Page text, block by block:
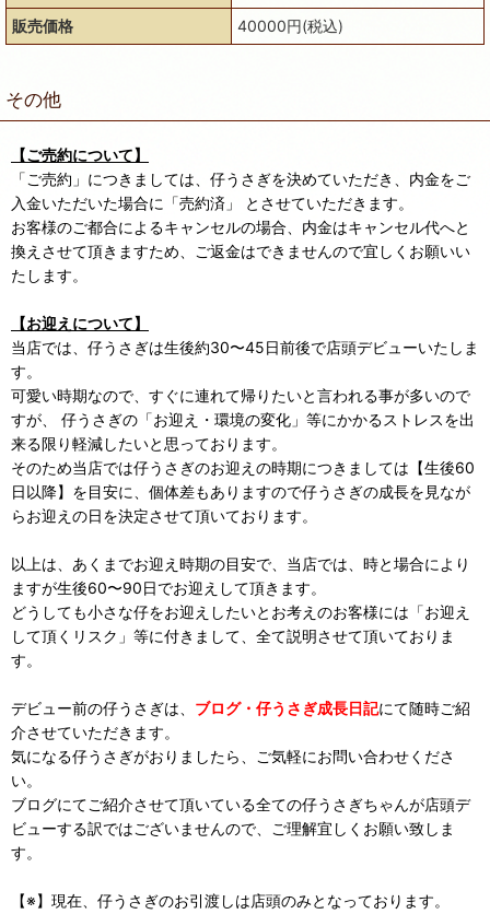
販売価格
40000円(税込)
その他
【ご売約について】
「ご売約」につきましては、仔うさぎを決めていただき、内金をご
入金いただいた場合に「売約済」 とさせていただきます。
お客様のご都合によるキャンセルの場合、内金はキャンセル代へと
換えさせて頂きますため、ご返金はできませんので宜しくお願いい
たします。
【お迎えについて】
当店では、仔うさぎは生後約30〜45日前後で店頭デビューいたしま
す。
可愛い時期なので、すぐに連れて帰りたいと言われる事が多いので
すが、 仔うさぎの「お迎え・環境の変化」等にかかるストレスを出
来る限り軽減したいと思っております。
そのため当店では仔うさぎのお迎えの時期につきましては【生後60
日以降】を目安に、個体差もありますので仔うさぎの成長を見なが
らお迎えの日を決定させて頂いております。
以上は、あくまでお迎え時期の目安で、当店では、時と場合により
ますが生後60〜90日でお迎えして頂きます。
どうしても小さな仔をお迎えしたいとお考えのお客様には「お迎え
して頂くリスク」等に付きまして、全て説明させて頂いておりま
す。
デビュー前の仔うさぎは、 ブログ・仔うさぎ成長日記にて随時ご紹
介させていただきます。
気になる仔うさぎがおりましたら、ご気軽にお問い合わせくださ
い。
ブログにてご紹介させて頂いている全ての仔うさぎちゃんが店頭デ
ビューする訳ではございませんので、ご理解宜しくお願い致しま
す。
【※】現在、仔うさぎのお引渡しは店頭のみとなっております。